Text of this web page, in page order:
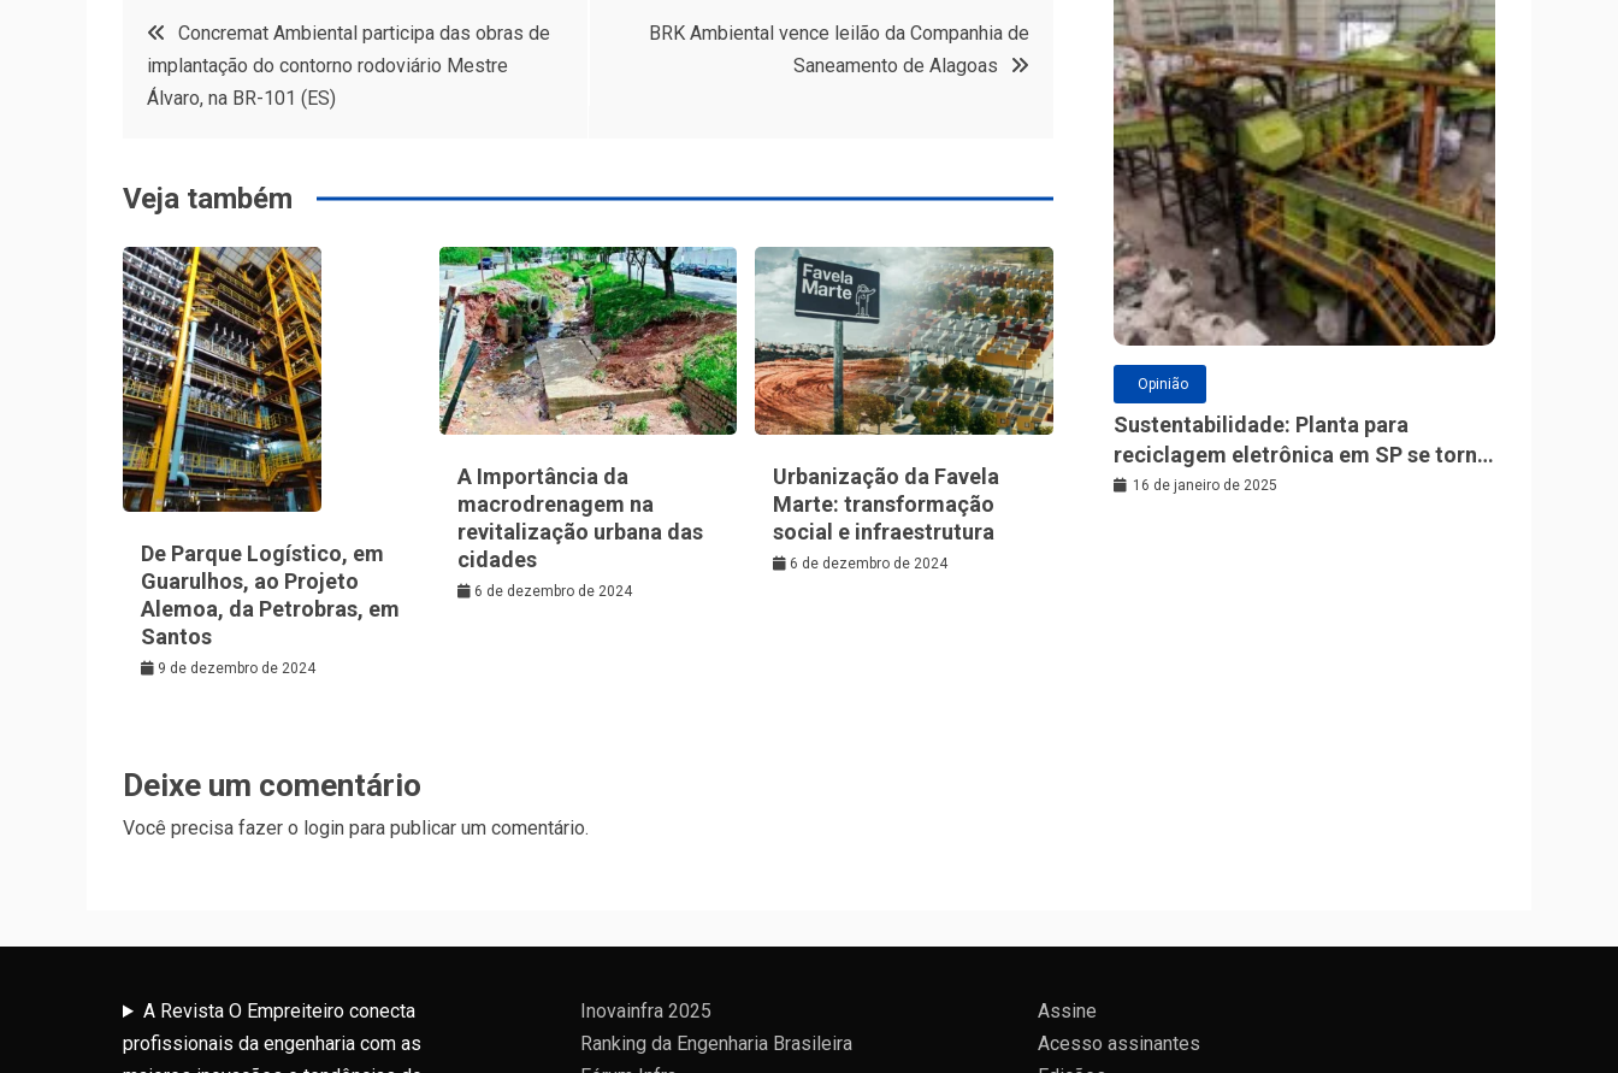
Navegação
de
Concremat Ambiental participa das obras de
implantação do contorno rodoviário Mestre
Álvaro, na BR-101 (ES)
BRK Ambiental vence leilão da Companhia de
Saneamento de Alagoas
Veja também
De Parque Logístico, em
Guarulhos, ao Projeto
Alemoa, da Petrobras, em
Santos
9 de dezembro de 2024
A Importância da
macrodrenagem na
revitalização urbana das
cidades
6 de dezembro de 2024
Urbanização da Favela
Marte: transformação
social e infraestrutura
6 de dezembro de 2024
Deixe um comentário
Você precisa fazer o login para publicar um comentário.
Opinião
Sustentabilidade: Planta para
reciclagem eletrônica em SP se torna
a maior da América Latina
16 de janeiro de 2025
A Revista O Empreiteiro conecta
profissionais da engenharia com as
Inovainfra 2025
Ranking da Engenharia Brasileira
Assine
Acesso assinantes